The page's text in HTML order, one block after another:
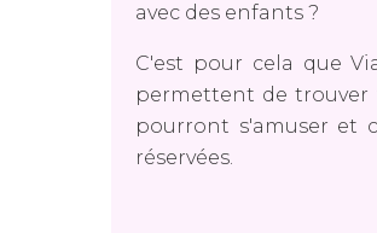
avec des enfants ?
C'est pour cela que
permettent de trouver
pourront s'amuser et
réservées.